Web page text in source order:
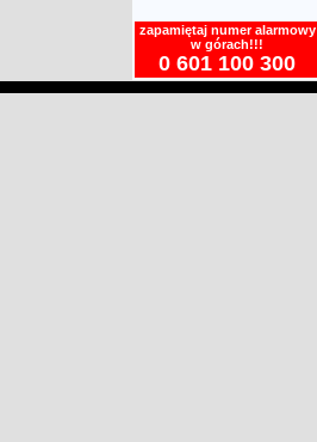
zapamiętaj numer alarmowy
w górach!!!
0 601 100 300